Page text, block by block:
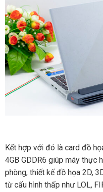
Kết hợp với đó là card đồ
4GB GDDR6 giúp máy thực
phòng, thiết kế đồ họa 2D,
từ cấu hình thấp như LOL,